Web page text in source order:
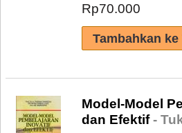
Rp70.000
Model-Model
dan Efektif-